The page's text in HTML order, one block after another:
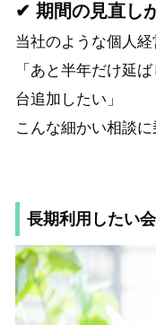
✔ 期間の見直し
当社のような個人経
「あと半年だけ延
台追加したい」
こんな細かい相談
長期利用したい